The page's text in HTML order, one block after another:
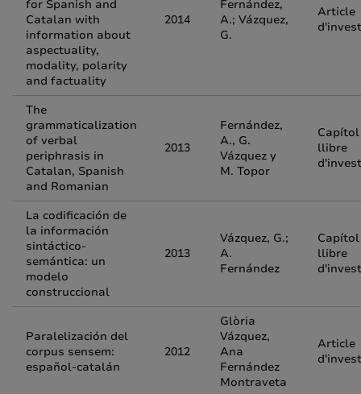
for Spanish and
Catalan with
information about
aspectuality,
modality, polarity
and factuality
2014
Fernández,
A.; Vázquez,
G.
Article
The
grammaticalization
of verbal
periphrasis in
Catalan, Spanish
and Romanian
2013
Fernández,
A., G.
Vázquez y
M. Topor
llibre
La codificación de
la información
sintáctico-
semántica: un
modelo
construccional
2013
Vázquez, G.;
A.
Fernández
llibre
Paralelización del
corpus sensem:
español-catalán
2012
Glòria
Vázquez,
Ana
Fernández
Montraveta
Article